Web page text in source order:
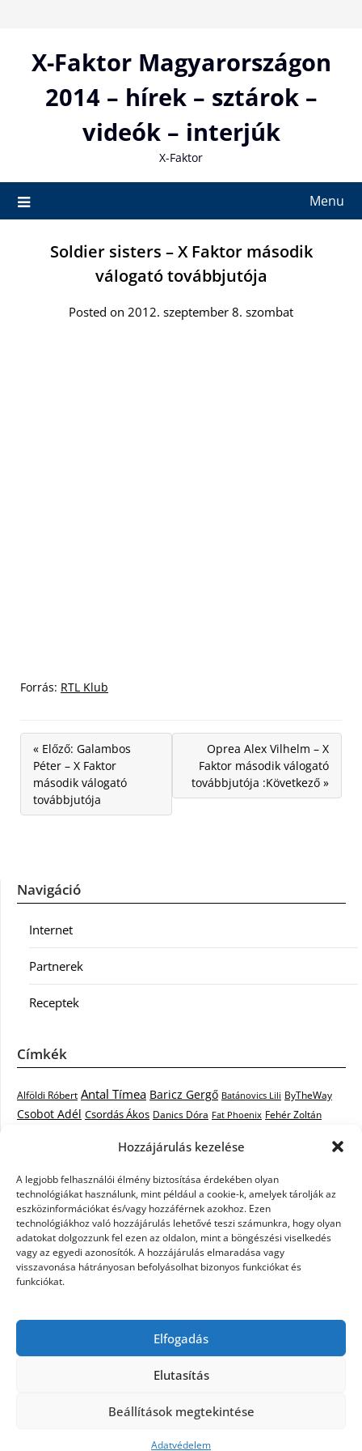
Hozzájárulás kezelése
A legjobb felhasználói élmény biztosítása érdekében olyan
technológiákat használunk, mint például a cookie-k, amelyek tárolják az
eszközinformációkat és/vagy hozzáférnek azokhoz. Ezen
technológiákhoz való hozzájárulás lehetővé teszi számunkra, hogy olyan
adatokat dolgozzunk fel ezen az oldalon, mint a böngészési viselkedés
vagy az egyedi azonosítók. A hozzájárulás elmaradása vagy
visszavonása hátrányosan befolyásolhat bizonyos funkciókat és
funkciókat.
Elfogadás
Elutasítás
Beállítások megtekintése
Adatvédelem
contentX-Faktor Magyarországon
2014 – hírek – sztárok –
videók – interjúk
X-Faktor
Menu
Soldier sisters – X Faktor második
válogató továbbjutója
Posted on 2012. szeptember 8. szombat
Forrás: RTL Klub
« Előző: Galambos
Péter – X Faktor
második válogató
továbbjutója
Oprea Alex Vilhelm – X
Faktor második válogató
továbbjutója :Következő »
Navigáció
Internet
Partnerek
Receptek
Címkék
Alföldi Róbert Antal Tímea Baricz Gergő Batánovics Lili ByTheWay
Csobot Adél Csordás Ákos Danics Dóra Fat Phoenix Fehér Zoltán
Kovács László Stone
Krasznai Tünde Like LiL C. Malek Miklós mentor Muri Enikő
Nagy Feró Oláh Gergő Péterffy Lili Rocktenors RTL Klub
Cowell Szabó Dávid Szabó Ádám Szikora Róbert Takács Nikolas
Tarány Tamás Tóth Gabi Vastag Csaba Vastag Tamás
Kati X-factor X-FaktorX-Faktor videók
X-Faktor válogatásx faktor döntő Zámbó
©2026 X-Faktor Magyarországon 2014 – hírek –
WordPress Theme